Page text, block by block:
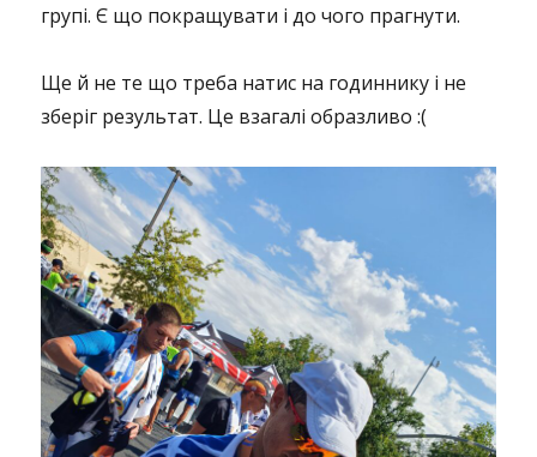
групі. Є що покращувати і до чого прагнути.
Ще й не те що треба натис на годиннику і не
зберіг результат. Це взагалі образливо :(